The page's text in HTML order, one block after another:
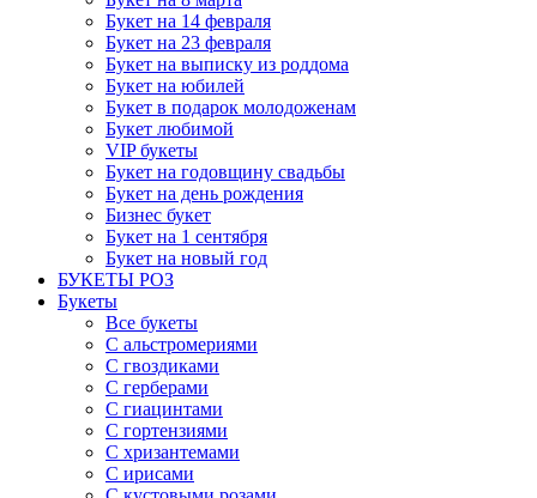
Букет на 14 февраля
Букет на 23 февраля
Букет на выписку из роддома
Букет на юбилей
Букет в подарок молодоженам
Букет любимой
VIP букеты
Букет на годовщину свадьбы
Букет на день рождения
Бизнес букет
Букет на 1 сентября
Букет на новый год
БУКЕТЫ РОЗ
Букеты
Все букеты
С альстромериями
С гвоздиками
С герберами
С гиацинтами
С гортензиями
С хризантемами
С ирисами